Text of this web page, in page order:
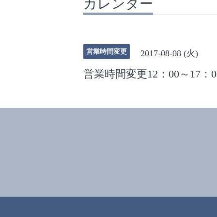
カレンダー
営業時間変更 2017-08-08 (火)
営業時間変更12：00～17：